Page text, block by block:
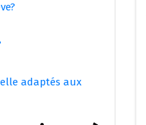
adaptés aux